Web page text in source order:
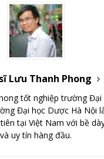
Lưu Thanh Phong
tốt nghiệp trường Đại
Đại học Dược Hà Nội
tại Việt Nam với bề
và uy tín hàng đầu.